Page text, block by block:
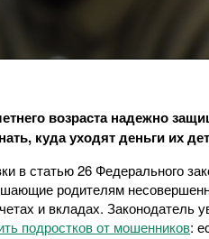
возраста надежно
куда уходят деньги их
в статью 26 Федерального
родителям
и вкладах. Законодатель
подростков от мошенников: